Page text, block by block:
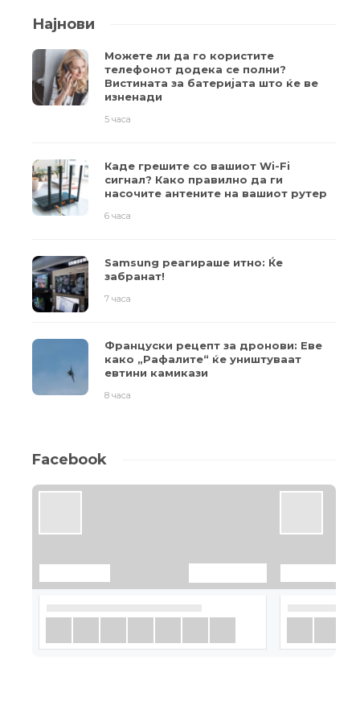
Најнови
Можете ли да го користите
телефонот додека се полни?
Вистината за батеријата што ќе ве
изненади
5 часа
Каде грешите со вашиот Wi-Fi
сигнал? Како правилно да ги
насочите антените на вашиот рутер
6 часа
Samsung реагираше итно: Ќе
забранат!
7 часа
Француски рецепт за дронови: Еве
како „Рафалите“ ќе уништуваат
евтини камикази
8 часа
Facebook